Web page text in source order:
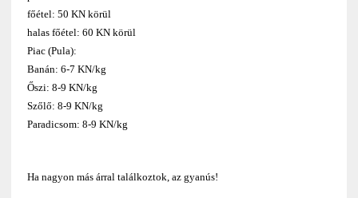
főétel: 50 KN körül
halas főétel: 60 KN körül
Piac (Pula):
Banán: 6-7 KN/kg
Őszi: 8-9 KN/kg
Szőlő: 8-9 KN/kg
Paradicsom: 8-9 KN/kg
Ha nagyon más árral találkoztok, az gyanús!